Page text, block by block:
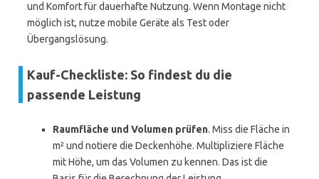
und Komfort für dauerhafte Nutzung. Wenn Montage nicht
möglich ist, nutze mobile Geräte als Test oder
Übergangslösung.
Kauf-Checkliste: So findest du die
passende Leistung
Raumfläche und Volumen prüfen. Miss die Fläche in
m² und notiere die Deckenhöhe. Multipliziere Fläche
mit Höhe, um das Volumen zu kennen. Das ist die